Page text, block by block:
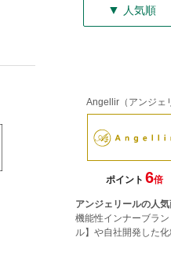
▼ 人気順
Angellir（アンジェ
ポイント 6倍
アンジェリールの人
機能性インナーブラ
ル】や自社開発した